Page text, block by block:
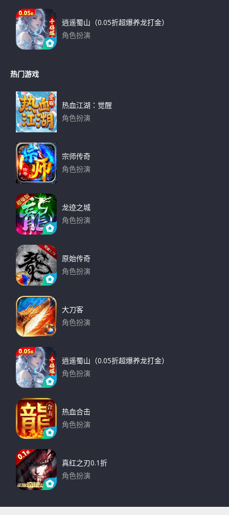
逍遥蜀山（0.05折超爆养龙打金）
角色扮演
热门游戏
热血江湖：觉醒
角色扮演
宗师传奇
角色扮演
龙迹之城
角色扮演
原始传奇
角色扮演
大刀客
角色扮演
逍遥蜀山（0.05折超爆养龙打金）
角色扮演
热血合击
角色扮演
真红之刃0.1折
角色扮演